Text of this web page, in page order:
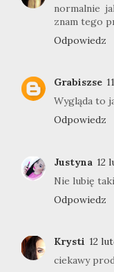
normalnie
znam tego
Odpowiedz
Grabiszse
Wygląda to
Odpowiedz
Justyna 12
Nie lubię
Odpowiedz
Krysti 12
ciekawy